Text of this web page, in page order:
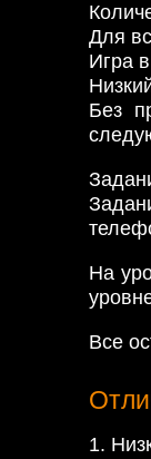
Для
Игра
Без
На
Все
1.